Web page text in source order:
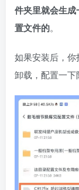
件夹里就会生
置文件的。
如果安装后，
卸载，配置一下